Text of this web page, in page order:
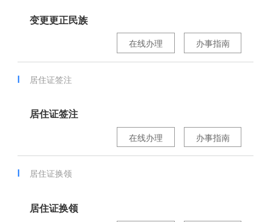
变更更正民族
办事指南
在线办理
居住证签注
居住证签注
办事指南
在线办理
居住证换领
居住证换领